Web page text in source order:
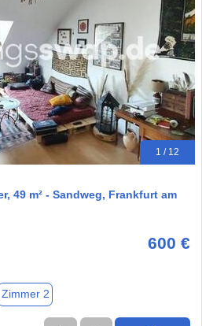
1 / 12
49 m² - Sandweg, Frankfurt am
600 €
Zimmer 2